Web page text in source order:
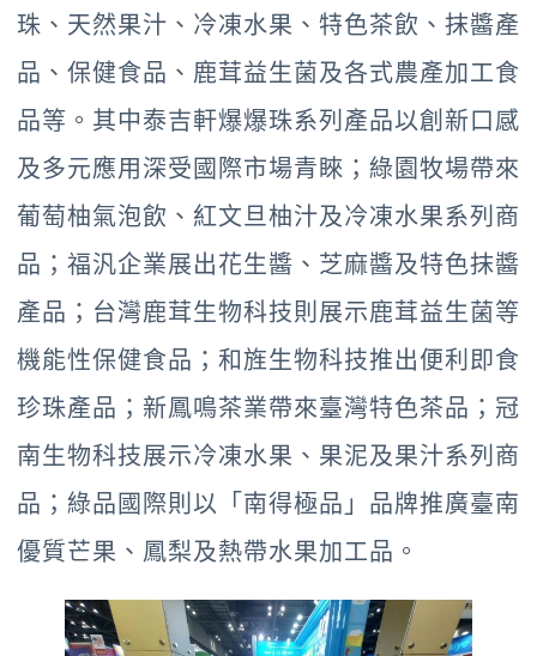
珠、天然果汁、冷凍水果、特色茶飲、抹醬產
品、保健食品、鹿茸益生菌及各式農產加工食
品等。其中泰吉軒爆爆珠系列產品以創新口感
及多元應用深受國際市場青睞；綠園牧場帶來
葡萄柚氣泡飲、紅文旦柚汁及冷凍水果系列商
品；福汎企業展出花生醬、芝麻醬及特色抹醬
產品；台灣鹿茸生物科技則展示鹿茸益生菌等
機能性保健食品；和旌生物科技推出便利即食
珍珠產品；新鳳鳴茶業帶來臺灣特色茶品；冠
南生物科技展示冷凍水果、果泥及果汁系列商
品；綠品國際則以「南得極品」品牌推廣臺南
優質芒果、鳳梨及熱帶水果加工品。